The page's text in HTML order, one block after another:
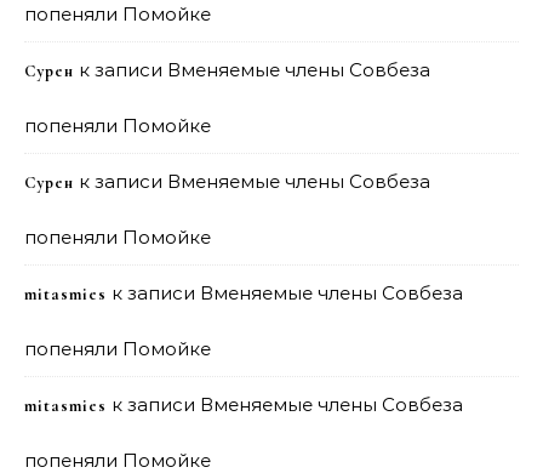
попеняли Помойке
Сурен к записи Вменяемые члены Совбеза
попеняли Помойке
Сурен к записи Вменяемые члены Совбеза
попеняли Помойке
mitasmies к записи Вменяемые члены Совбеза
попеняли Помойке
mitasmies к записи Вменяемые члены Совбеза
попеняли Помойке